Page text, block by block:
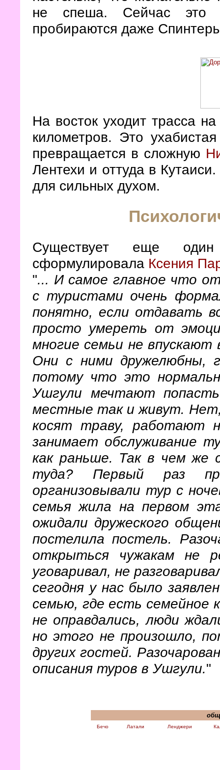
не спеша. Сейчас это
пробираются даже
На восток уходит трасса
километров. Это
превращается в сложную
Лентехи и оттуда в
для сильных духом.
Существует еще
сформулировала Ксения
"... И самое главное что
с туристами очень
понятно, если отдавать
просто умереть от
многие семьи не
Они с ними дружелюбны,
потому что это
Ушгули мечтают
местные так и живут.
косят траву, работают
занимает обслуживание
как раньше. Так в чем же
туда? Первый раз
организовывали тур с
семья жила на первом
ожидали дружеского
постелила постель.
открыться чужакам не
уговаривал, не
сегодня у нас было
семью, где есть семейное
не оправдались, люди
но этого не произошло,
других гостей.
описания туров в Ушгули."
Бечо Латали Ленджери